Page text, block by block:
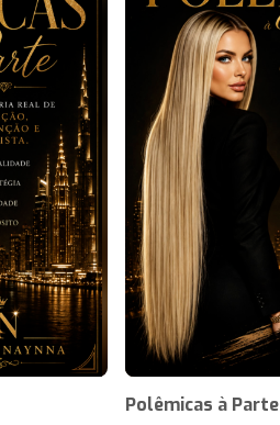
Polêmicas à Parte